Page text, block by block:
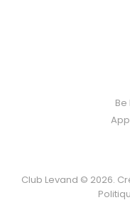
Be
Club Levand © 2026.